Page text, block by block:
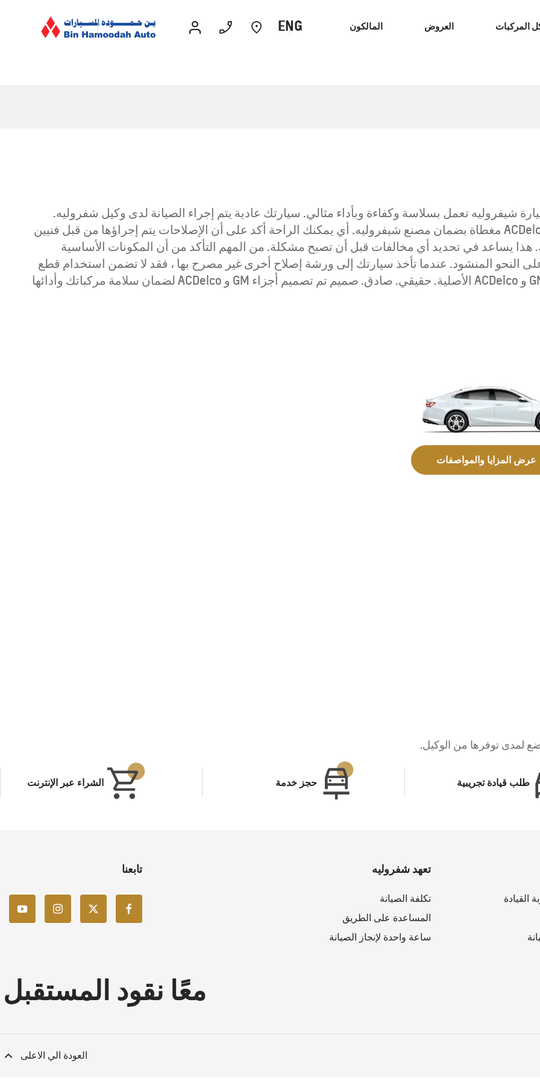
ENG المركبات العروض المالكون
كابتيفا 2026
ابتداءً من 59,900 درهم إماراتي ‏
جرووف 2026
ابتداءً من 52,900 درهم إماراتي
TAHOE
MY 26
Lobortis felis. Proin molestie
faucibus velit, nec auctor nulla.
Sed arcu lacus, ullamcorper
eget purus sed.
Find Out More
شيفروليه تعمل بسلاسة وكفاءة وبأداء مثالي. سيارتك عادية يتم إجراء الصيانة لدى وكيل شفروليه.
يضمن هذا إصلاح سيارتك بأجزاء أصلية من GM و ACDelco مغطاة بضمان مصنع شيفروليه. أي يمكنك الراحة أكد على أن الإصلاحات يتم إجراؤها من قبل فنيين
يساعد في تحديد أي مخالفات قبل أن تصبح مشكلة. من المهم التأكد من أن المكونات الأساسية
المنشود. عندما تأخذ سيارتك إلى ورشة إصلاح أخرى غير مصرح بها ، فقد لا تضمن استخدام قطع
GM و ACDelco الأصلية. سيتم استخدام قطع غيار GM و ACDelco الأصلية. حقيقي. صادق. صميم تم تصميم أجزاء GM و ACDelco لضمان سلامة مركباتك وأدائها
عرض المزايا والمواصفات
لمدى توفرها من الوكيل.
طلب قيادة تجريبية حجز خدمة الشراء عبر الإنترنت
القيادة
تعهد شفروليه
تكلفة الصيانة
المساعدة على الطريق
ساعة واحدة لإنجاز الصيانة
تابعنا
معًا نقود المستقبل
العودة الي الاعلى